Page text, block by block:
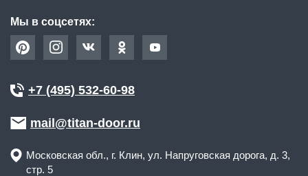
Мы в соцсетях:
+7 (495) 532-60-98
mail@titan-door.ru
Московская обл., г. Клин, ул. Напруговская дорога, д. 3,
стр. 5